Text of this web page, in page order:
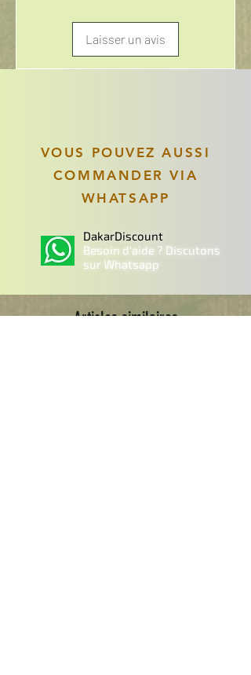
Laisser un avis
VOUS POUVEZ AUSSI
COMMANDER VIA
WHATSAPP
DakarDiscount
Besoin d'aide ? Discutons
sur Whatsapp
Articles similaires